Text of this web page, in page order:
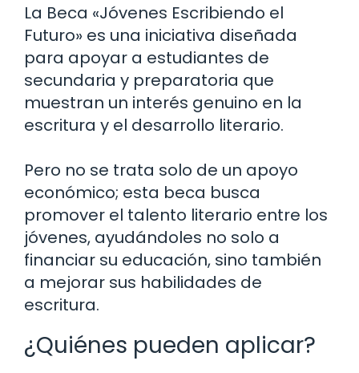
La Beca «Jóvenes Escribiendo el
Futuro» es una iniciativa diseñada
para apoyar a estudiantes de
secundaria y preparatoria que
muestran un interés genuino en la
escritura y el desarrollo literario.
Pero no se trata solo de un apoyo
económico; esta beca busca
promover el talento literario entre los
jóvenes, ayudándoles no solo a
financiar su educación, sino también
a mejorar sus habilidades de
escritura.
¿Quiénes pueden aplicar?